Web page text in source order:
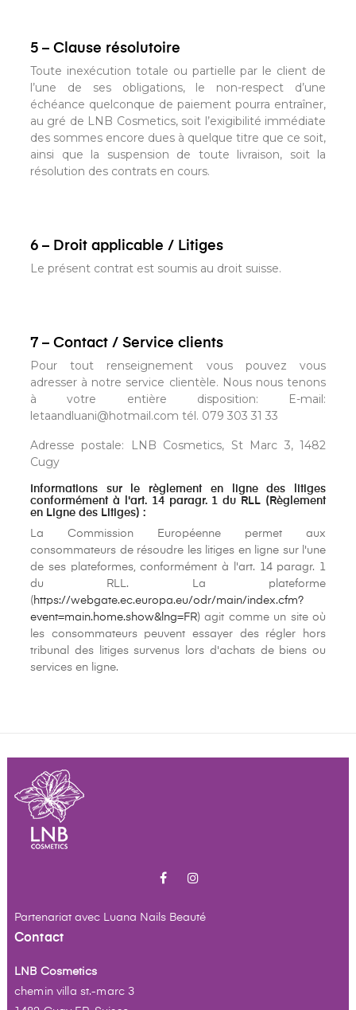
5 – Clause résolutoire
Toute inexécution totale ou partielle par le client de
l’une de ses obligations, le non-respect d’une
échéance quelconque de paiement pourra entraîner,
au gré de LNB Cosmetics, soit l’exigibilité immédiate
des sommes encore dues à quelque titre que ce soit,
ainsi que la suspension de toute livraison, soit la
résolution des contrats en cours.
6 – Droit applicable / Litiges
Le présent contrat est soumis au droit suisse.
7 – Contact / Service clients
Pour tout renseignement vous pouvez vous
adresser à notre service clientèle. Nous nous tenons
à votre entière disposition: E-mail:
letaandluani@hotmail.com tél. 079 303 31 33
Adresse postale: LNB Cosmetics, St Marc 3, 1482
Cugy
Informations sur le règlement en ligne des litiges
conformément à l'art. 14 paragr. 1 du RLL (Règlement
en Ligne des Litiges) :
La Commission Européenne permet aux
consommateurs de résoudre les litiges en ligne sur l'une
de ses plateformes, conformément à l'art. 14 paragr. 1
du RLL. La plateforme
( https://webgate.ec.europa.eu/odr/main/index.cfm?
event=main.home.show&lng=FR) agit comme un site où
les consommateurs peuvent essayer des régler hors
tribunal des litiges survenus lors d'achats de biens ou
services en ligne.
Facebook
Partenariat avec Luana Nails Beauté
Contact
LNB Cosmetics
chemin villa st.-marc 3